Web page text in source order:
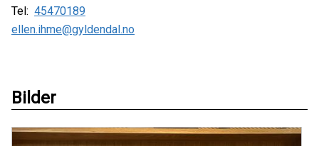
Tel: 45470189
ellen.ihme@gyldendal.no
Bilder